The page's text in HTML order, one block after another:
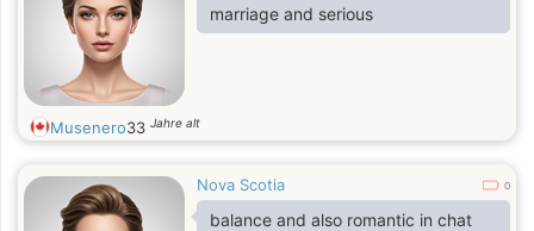
marriage and serious
Musenero33 Jahre alt
Nova Scotia 0
balance and also romantic in chat